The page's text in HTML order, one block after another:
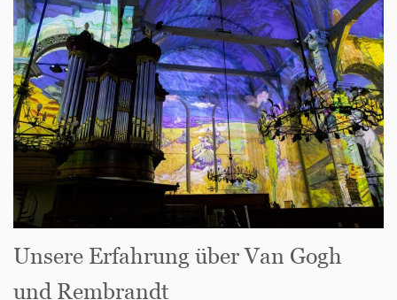
Unsere Erfahrung über Van Gogh
und Rembrandt